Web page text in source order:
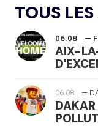
TOUS
06.08 —
AIX-
06.08 —